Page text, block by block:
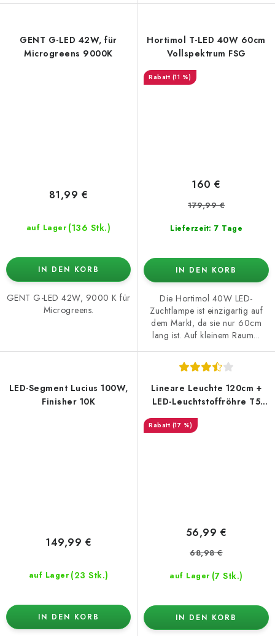
GENT G-LED 42W, für
Microgreens 9000K
auf Lager (136 Stk.)
81,99 €
IN DEN KORB
GENT G-LED 42W, 9000 K für
Microgreens.
Hortimol T-LED 40W 60cm
Vollspektrum FSG
(11 %)
Lieferzeit: 7 Tage
160 €
179,99 €
IN DEN KORB
Die Hortimol 40W LED-
Zuchtlampe ist einzigartig auf
dem Markt, da sie nur 60cm
lang ist. Auf kleinem Raum...
LED-Segment Lucius 100W,
Finisher 10K
auf Lager (23 Stk.)
149,99 €
IN DEN KORB
Lineare Leuchte 120cm +
LED-Leuchtstoffröhre T5
Beleuchtung)
(17 %)
auf Lager (7 Stk.)
56,99 €
68,98 €
IN DEN KORB